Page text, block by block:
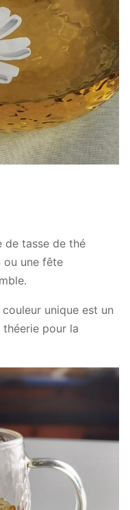
de tasse de thé
ou une fête
unique est un
pour la